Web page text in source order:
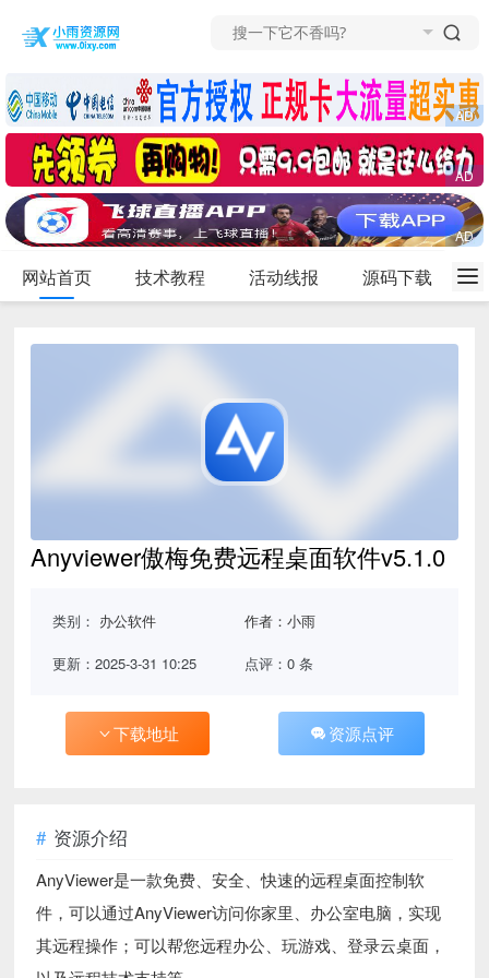
网站首页 技术教程 活动线报 源码下载
Anyviewer傲梅免费远程桌面软件v5.1.0
类别： 办公软件 作者：小雨
更新：2025-3-31 10:25 点评：0 条
下载地址 资源点评
资源介绍
AnyViewer是一款免费、安全、快速的远程桌面控制软
件，可以通过AnyViewer访问你家里、办公室电脑，实现
其远程操作；可以帮您远程办公、玩游戏、登录云桌面，